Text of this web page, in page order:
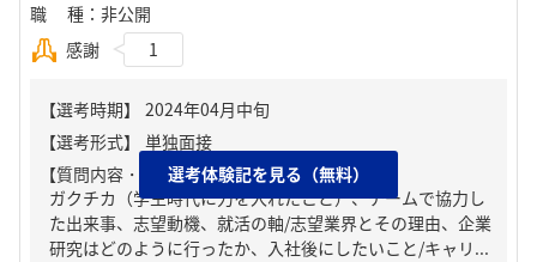
職種 ： 非公開
感謝
1
【質問内容・課題】
ガクチカ（学生時代に力を入れたこと）、チームで協力し
た出来事、志望動機、就活の軸/志望業界とその理由、企業
研究はどのように行ったか、入社後にしたいこと/キャリ...
選考体験記を見る（無料）